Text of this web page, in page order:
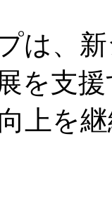
は、
を支
上を